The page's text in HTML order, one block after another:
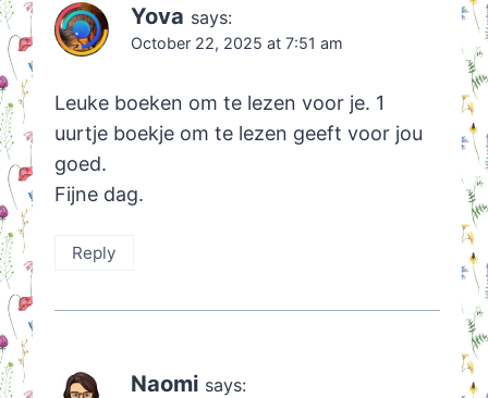
Yova says:
October 22, 2025 at 7:51 am
Leuke boeken om te lezen voor je. 1
uurtje boekje om te lezen geeft voor jou
goed.
Fijne dag.
Reply
Naomi says: